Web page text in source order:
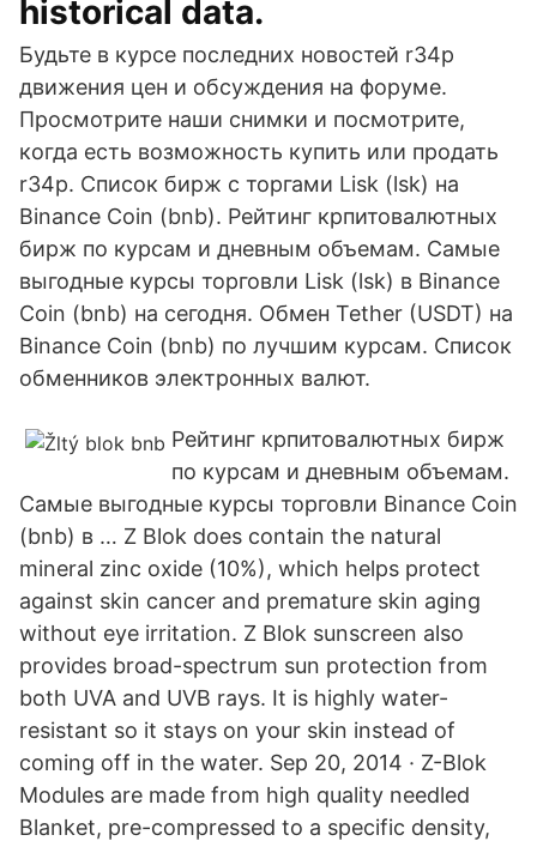
historical data.
Будьте в курсе последних новостей r34p
движения цен и обсуждения на форуме.
Просмотрите наши снимки и посмотрите,
когда есть возможность купить или продать
r34p. Список бирж с торгами Lisk (lsk) на
Binance Coin (bnb). Рейтинг крпитовалютных
бирж по курсам и дневным объемам. Самые
выгодные курсы торговли Lisk (lsk) в Binance
Coin (bnb) на сегодня. Обмен Tether (USDT) на
Binance Coin (bnb) по лучшим курсам. Список
обменников электронных валют.
Рейтинг крпитовалютных бирж
по курсам и дневным объемам.
Самые выгодные курсы торговли Binance Coin
(bnb) в … Z Blok does contain the natural
mineral zinc oxide (10%), which helps protect
against skin cancer and premature skin aging
without eye irritation. Z Blok sunscreen also
provides broad-spectrum sun protection from
both UVA and UVB rays. It is highly water-
resistant so it stays on your skin instead of
coming off in the water. Sep 20, 2014 · Z-Blok
Modules are made from high quality needled
Blanket, pre-compressed to a specific density,